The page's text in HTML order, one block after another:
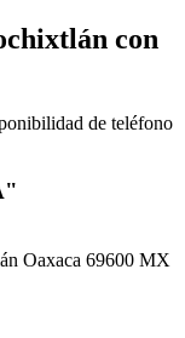
con
de teléfono
Oaxaca 69600 MX